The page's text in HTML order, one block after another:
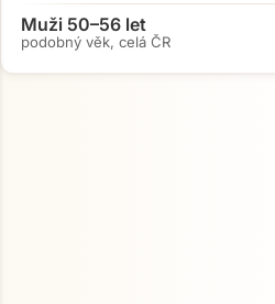
Muži 50–56 let
podobný věk, celá ČR